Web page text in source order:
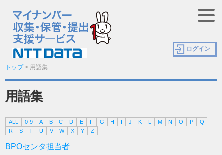
ログイン
トップ> 用語集
用語集
ALL 0-9 A B C D E F G H I J K L M N O P
Q
R
S T U V W X Y Z
BPOセンタ担当者